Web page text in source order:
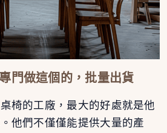
門做這個的，批量出貨
椅的工廠，最大的好處就是他
他們不僅僅能提供大量的產